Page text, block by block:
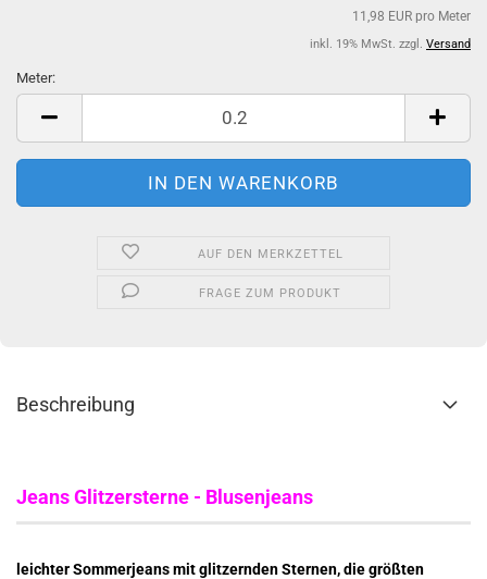
11,98 EUR pro Meter
inkl. 19% MwSt. zzgl. Versand
Meter:
Meter
AUF DEN MERKZETTEL
FRAGE ZUM PRODUKT
Beschreibung
Jeans Glitzersterne - Blusenjeans
leichter Sommerjeans mit glitzernden Sternen, die größten